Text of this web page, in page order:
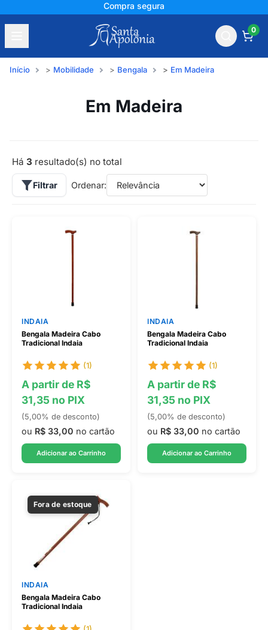
Compra segura
0
Início Mobilidade Bengala Em Madeira
Em Madeira
Há 3 resultado(s) no total
Filtrar Ordenar:
INDAIA
Bengala Madeira Cabo
Tradicional Indaia
(1)
A partir de R$
31,35 no PIX
(5,00% de desconto)
ou R$ 33,00 no cartão
Adicionar ao Carrinho
INDAIA
Bengala Madeira Cabo
Tradicional Indaia
(1)
A partir de R$
31,35 no PIX
(5,00% de desconto)
ou R$ 33,00 no cartão
Adicionar ao Carrinho
Fora de estoque
INDAIA
Bengala Madeira Cabo
Tradicional Indaia